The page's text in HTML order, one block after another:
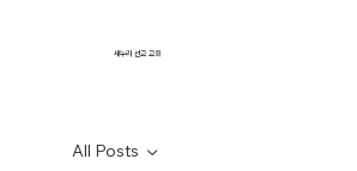
새누리 선교 교회
All Posts